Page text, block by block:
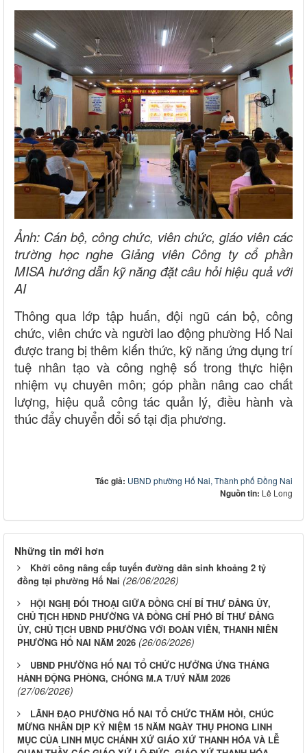
Ảnh: Cán bộ, công chức, viên chức, giáo viên các
trường học nghe Giảng viên Công ty cổ phần
MISA hướng dẫn kỹ năng đặt câu hỏi hiệu quả với
AI
Thông qua lớp tập huấn, đội ngũ cán bộ, công
chức, viên chức và người lao động phường Hố Nai
được trang bị thêm kiến thức, kỹ năng ứng dụng trí
tuệ nhân tạo và công nghệ số trong thực hiện
nhiệm vụ chuyên môn; góp phần nâng cao chất
lượng, hiệu quả công tác quản lý, điều hành và
thúc đẩy chuyển đổi số tại địa phương.
Tác giả: UBND phường Hố Nai, Thành phố Đồng Nai
Nguồn tin: Lê Long
Những tin mới hơn
Khởi công nâng cấp tuyến đường dân sinh khoảng 2 tỷ
đồng tại phường Hố Nai (26/06/2026)
HỘI NGHỊ ĐỐI THOẠI GIỮA ĐỒNG CHÍ BÍ THƯ ĐẢNG ỦY,
CHỦ TỊCH HĐND PHƯỜNG VÀ ĐỒNG CHÍ PHÓ BÍ THƯ ĐẢNG
ỦY, CHỦ TỊCH UBND PHƯỜNG VỚI ĐOÀN VIÊN, THANH NIÊN
PHƯỜNG HỐ NAI NĂM 2026 (26/06/2026)
UBND PHƯỜNG HỐ NAI TỔ CHỨC HƯỞNG ỨNG THÁNG
HÀNH ĐỘNG PHÒNG, CHỐNG M.A T/UÝ NĂM 2026
(27/06/2026)
LÃNH ĐẠO PHƯỜNG HỐ NAI TỔ CHỨC THĂM HỎI, CHÚC
MỪNG NHÂN DỊP KỶ NIỆM 15 NĂM NGÀY THỤ PHONG LINH
MỤC CỦA LINH MỤC CHÁNH XỨ GIÁO XỨ THANH HÓA VÀ LỄ